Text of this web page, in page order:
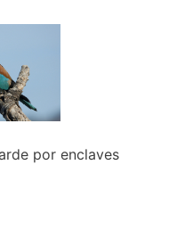
por enclaves